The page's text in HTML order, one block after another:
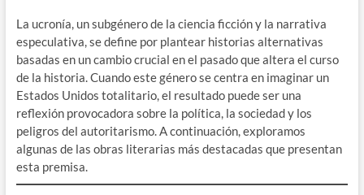
La ucronía, un subgénero de la ciencia ficción y la narrativa
especulativa, se define por plantear historias alternativas
basadas en un cambio crucial en el pasado que altera el curso
de la historia. Cuando este género se centra en imaginar un
Estados Unidos totalitario, el resultado puede ser una
reflexión provocadora sobre la política, la sociedad y los
peligros del autoritarismo. A continuación, exploramos
algunas de las obras literarias más destacadas que presentan
esta premisa.